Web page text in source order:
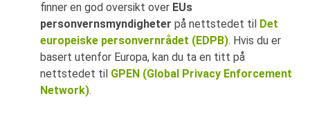
finner en god oversikt over EUs
personvernsmyndigheter på nettstedet til Det
europeiske personvernrådet (EDPB). Hvis du er
basert utenfor Europa, kan du ta en titt på
nettstedet til GPEN (Global Privacy Enforcement
Network).